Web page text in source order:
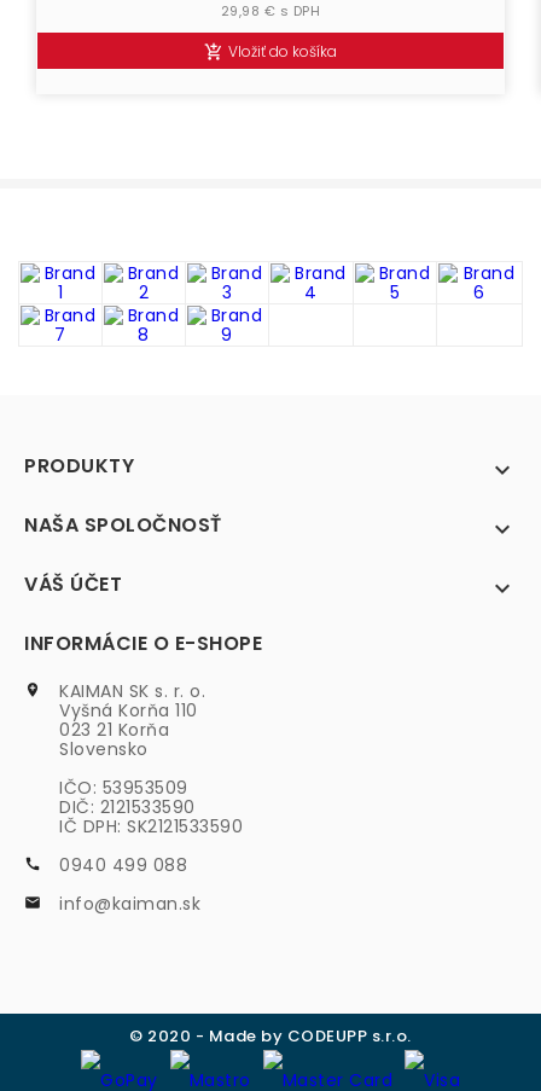
29,98 € s DPH
 Vložiť do košíka
PRODUKTY 
NAŠA SPOLOČNOSŤ 
VÁŠ ÚČET 
INFORMÁCIE O E-SHOPE

KAIMAN SK s. r. o.
Vyšná Korňa 110
023 21 Korňa
Slovensko
IČO: 53953509
DIČ: 2121533590
IČ DPH: SK2121533590
 0940 499 088
 info@kaiman.sk
© 2020 - Made by CODEUPP s.r.o.